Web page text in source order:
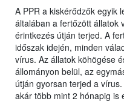
A PPR a kiskérődzők egyik
általában a fertőzött állatok
érintkezés útján terjed. A
időszak idején, minden
vírus. Az állatok köhögése
állományon belül, az
útján gyorsan terjed a
akár több mint 2 hónapig is